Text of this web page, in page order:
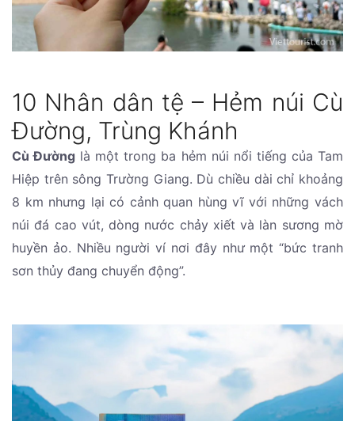
10 Nhân dân tệ – Hẻm núi Cù
Đường, Trùng Khánh
Cù Đường là một trong ba hẻm núi nổi tiếng của Tam
Hiệp trên sông Trường Giang. Dù chiều dài chỉ khoảng
8 km nhưng lại có cảnh quan hùng vĩ với những vách
núi đá cao vút, dòng nước chảy xiết và làn sương mờ
huyền ảo. Nhiều người ví nơi đây như một “bức tranh
sơn thủy đang chuyển động”.